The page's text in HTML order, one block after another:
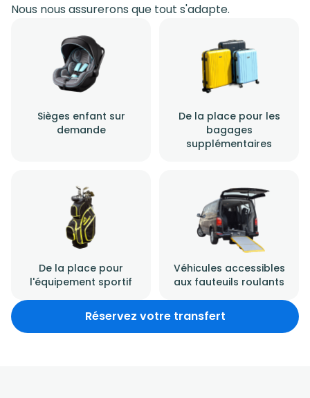
Nous nous assurerons que tout s'adapte.
Sièges enfant sur
demande
De la place pour les
bagages
supplémentaires
De la place pour
l'équipement sportif
Véhicules accessibles
aux fauteuils roulants
Réservez votre transfert